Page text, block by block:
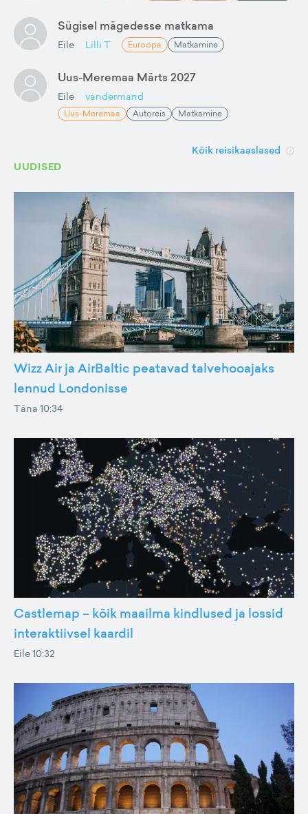
Sügisel mägedesse matkama
Eile Lilli T Euroopa Matkamine
Uus-Meremaa Märts 2027
Eile vandermand
Uus-Meremaa Autoreis Matkamine
Kõik reisikaaslased
UUDISED
Wizz Air ja AirBaltic peatavad talvehooajaks
lennud Londonisse
Täna 10:34
Castlemap – kõik maailma kindlused ja lossid
interaktiivsel kaardil
Eile 10:32